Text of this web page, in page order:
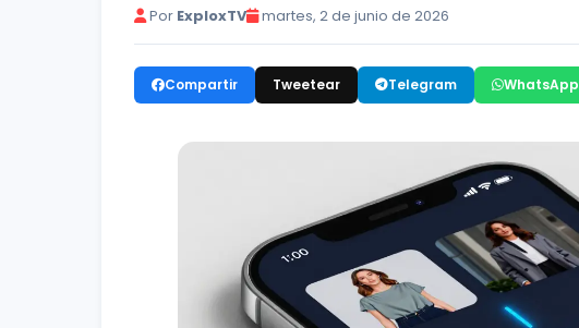
Por ExploxTV martes, 2 de junio de 2026
Compartir Tweetear Telegram WhatsApp